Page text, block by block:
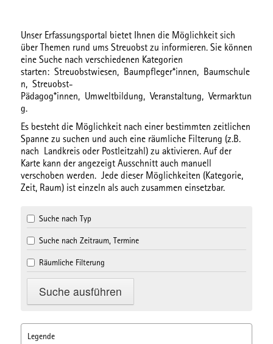
Unser Erfassungsportal bietet Ihnen die Möglichkeit sich
über Themen rund ums Streuobst zu informieren. Sie können
eine Suche nach verschiedenen Kategorien
starten: Streuobstwiesen, Baumpfleger*innen, Baumschule
n, Streuobst-
Pädagog*innen, Umweltbildung,Veranstaltung,Vermarktun
g.
Es besteht die Möglichkeit nach einer bestimmten zeitlichen
Spannezu suchen und auch eine räumliche Filterung (z.B.
nach Landkreis oder Postleitzahl) zu aktivieren. Auf der
Karte kann der angezeigt Ausschnitt auch manuell
verschoben werden. Jede dieser Möglichkeiten (Kategorie,
Zeit, Raum) ist einzeln als auch zusammen einsetzbar.
Suche nach Typ
Suche nach Zeitraum, Termine
Räumliche Filterung
Legende